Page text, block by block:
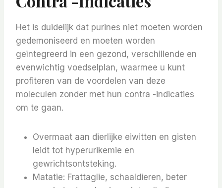
Het is duidelijk dat purines niet moeten worden
gedemoniseerd en moeten worden
geïntegreerd in een gezond, verschillende en
evenwichtig voedselplan, waarmee u kunt
profiteren van de voordelen van deze
moleculen zonder met hun contra -indicaties
om te gaan.
Overmaat aan dierlijke eiwitten en gisten
leidt tot hyperurikemie en
gewrichtsontsteking.
Matatie: Frattaglie, schaaldieren, beter